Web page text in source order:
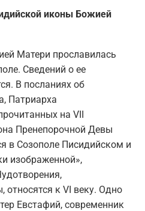
иконы Божией
Матери прославилась
Сведений о ее
В посланиях об
Патриарха
на VII
Пренепорочной Девы
в Созополе Писидийском и
изображенной»,
относятся к VI веку. Одно
Евстафий, современник